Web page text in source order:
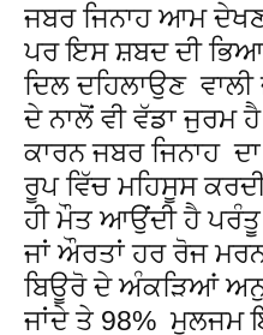
ਜਬਰ ਜਿਨਾਹ ਆਮ
ਪਰ ਇਸ ਸ਼ਬਦ ਦੀ
ਦਿਲ ਦਹਿਲਾਉਣ
ਦੇ ਨਾਲੋਂ ਵੀ ਵੱਡਾ ਜੁਰਮ
ਕਾਰਨ ਜਬਰ ਜਿਨਾਹ
ਰੂਪ ਵਿੱਚ ਮਹਿਸੂਸ
ਹੀ ਮੌਤ ਆਉਂਦੀ ਹੈ ਪਰੰਤੂ
ਜਾਂ ਔਰਤਾਂ ਹਰ ਰੋਜ
ਬਿਊਰੋ ਦੇ ਅੰਕੜਿਆਂ
ਜਾਂਦੇ ਤੇ 98% ਮੁਲਜਮ